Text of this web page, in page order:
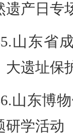
遗产日专
山东省
大遗址保
山东博
研学活动